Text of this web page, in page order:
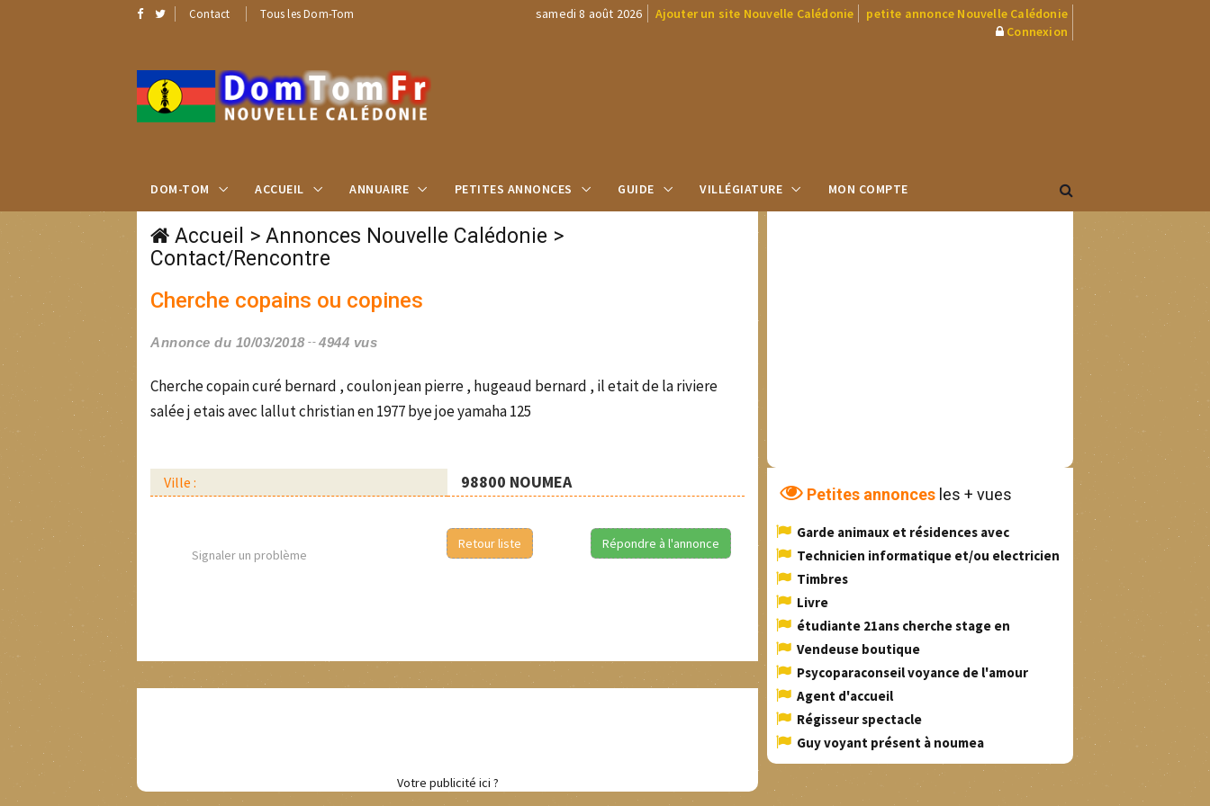
Contact Tous les Dom-Tom samedi 8 août 2026 Ajouter un site Nouvelle Calédonie
petite annonce Nouvelle Calédonie
Connexion
DOM-TOM ACCUEIL ANNUAIRE PETITES ANNONCES GUIDE VILLÉGIATURE MON COMPTE
Accueil > Annonces Nouvelle Calédonie >
Contact/Rencontre
Cherche copains ou copines
Annonce du 10/03/2018 4944 vus
Cherche copain curé bernard , coulon jean pierre , hugeaud bernard , il etait de la riviere
salée j etais avec lallut christian en 1977 bye joe yamaha 125
Ville : 98800 NOUMEA
Signaler un problème
Retour liste Répondre à l'annonce
Votre publicité ici ?
Petites annonces les + vues
Garde animaux et résidences avec
Technicien informatique et/ou electricien
Timbres
Livre
étudiante 21ans cherche stage en
Vendeuse boutique
Psycoparaconseil voyance de l'amour
Agent d'accueil
Régisseur spectacle
Guy voyant présent à noumea